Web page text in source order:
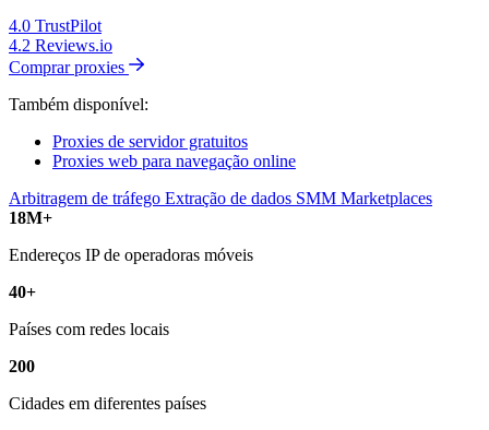
4.0 TrustPilot
4.2 Reviews.io
Comprar proxies
Também disponível:
Proxies de servidor gratuitos
Proxies web para navegação online
Arbitragem de tráfego Extração de dados SMM Marketplaces
18M+
Endereços IP de operadoras móveis
40+
Países com redes locais
200
Cidades em diferentes países